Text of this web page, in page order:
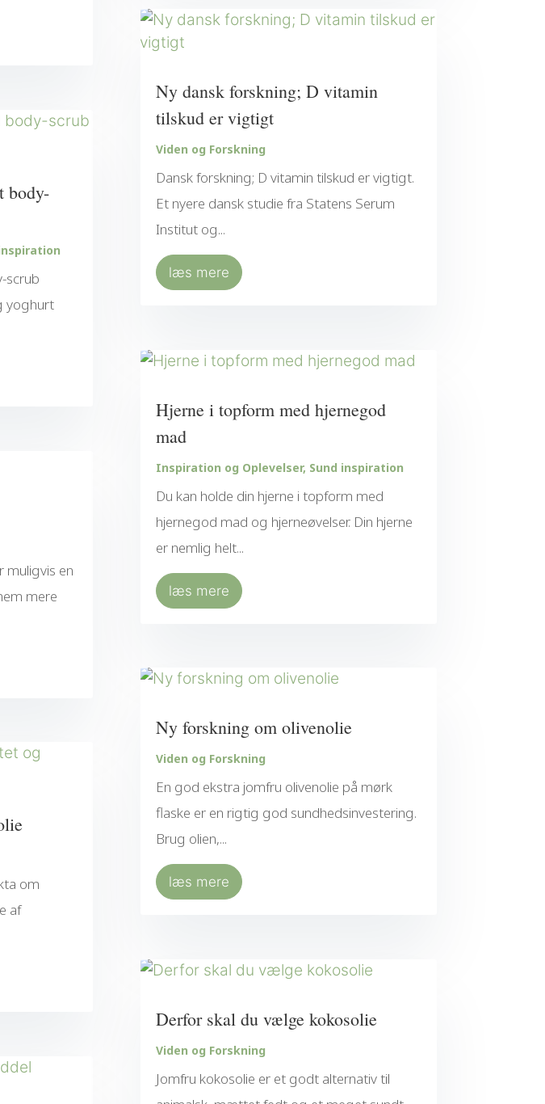
body-
scrub
yoghurt
en
mere
om
af
Ny dansk forskning; D vitamin
tilskud er vigtigt
Viden og Forskning
Dansk forskning; D vitamin tilskud er vigtigt.
Et nyere dansk studie fra Statens Serum
Institut og...
læs mere
Hjerne i topform med hjernegod
mad
Inspiration og Oplevelser, Sund inspiration
Du kan holde din hjerne i topform med
hjernegod mad og hjerneøvelser. Din hjerne
er nemlig helt...
læs mere
Ny forskning om olivenolie
Viden og Forskning
En god ekstra jomfru olivenolie på mørk
flaske er en rigtig god sundhedsinvestering.
Brug olien,...
læs mere
Derfor skal du vælge kokosolie
Viden og Forskning
Jomfru kokosolie er et godt alternativ til